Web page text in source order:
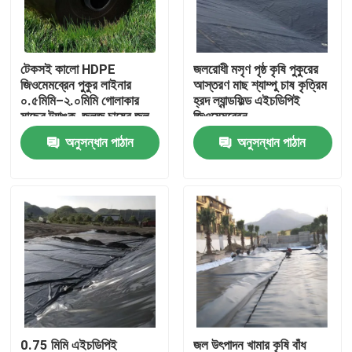
VR প্রদর্শন
আমাদের সম্পর্কে
কারখানা ভ্রমণ
মান নিয়ন্ত্রণ
আমাদের সাথে যোগাযোগ করুন
উদ্ধৃতির জন্য আবেদন
জিওটেক্সটাইল জিওগ্রিড
টেকসই কালো HDPE
জিওমেমব্রেন পুকুর লাইনার
০.৫মিমি–২.০মিমি গোলাকার
মাছের ট্যাঙ্ক, জলজ চাষের জল
সংরক্ষণ, জলাধার এবং বাঁধ
জলরোধী করার জন্য
অনুসন্ধান পাঠান
জলরোধী মসৃণ পৃষ্ঠ কৃষি পুকুরের
আস্তরণ মাছ শ্যাম্পু চাষ কৃত্রিম
হ্রদ ল্যান্ডফিল্ড এইচডিপিই
জিওমেমব্রেন
অনুসন্ধান পাঠান
0.75 মিমি এইচডিপিই জল উৎপাদন খামার কৃষি বাঁধ